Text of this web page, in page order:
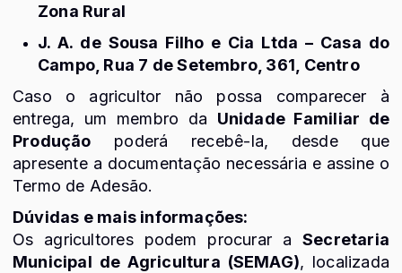
Zona Rural
J. A. de Sousa Filho e Cia Ltda – Casa do
Campo, Rua 7 de Setembro, 361, Centro
Caso o agricultor não possa comparecer à
entrega, um membro da Unidade Familiar de
Produção poderá recebê-la, desde que
apresente a documentação necessária e assine o
Termo de Adesão.
Dúvidas e mais informações:
Os agricultores podem procurar a Secretaria
Municipal de Agricultura (SEMAG), localizada